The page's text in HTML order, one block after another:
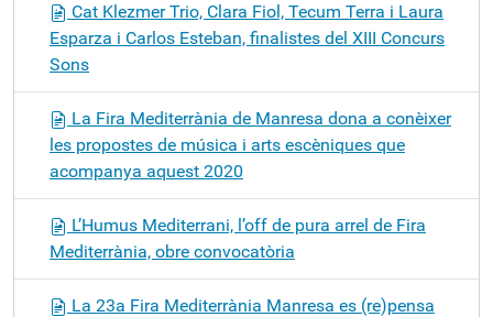
Cat Klezmer Trio, Clara Fiol, Tecum Terra i Laura
Esparza i Carlos Esteban, finalistes del XIII Concurs
Sons
La Fira Mediterrània de Manresa dona a conèixer
les propostes de música i arts escèniques que
acompanya aquest 2020
L’Humus Mediterrani, l’off de pura arrel de Fira
Mediterrània, obre convocatòria
La 23a Fira Mediterrània Manresa es (re)pensa